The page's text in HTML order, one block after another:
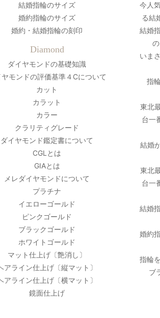
結婚指輪のサイズ
婚約指輪のサイズ
婚約・結婚指輪の刻印
Diamond
ダイヤモンドの基礎知識
ヤモンドの評価基準４Cについて
カット
カラット
カラー
クラリティグレード
ダイヤモンド鑑定書について
CGLとは
GIAとは
メレダイヤモンドについて
プラチナ
イエローゴールド
ピンクゴールド
ブラックゴールド
ホワイトゴールド
マット仕上げ〔艶消し〕
アライン仕上げ〔縦マット〕
アライン仕上げ〔横マット〕
鏡面仕上げ
今人
る結
結婚
いま
指
東北
台一
結婚
東北
台一
結婚
婚約
指輪
ブ